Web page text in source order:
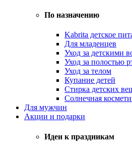
По назначению
Kabrita детское
Для младенцев
Уход за детскими
Уход за полостью
Уход за телом
Купание детей
Стирка детских
Солнечная
Для мужчин
Акции и подарки
Идеи к праздникам